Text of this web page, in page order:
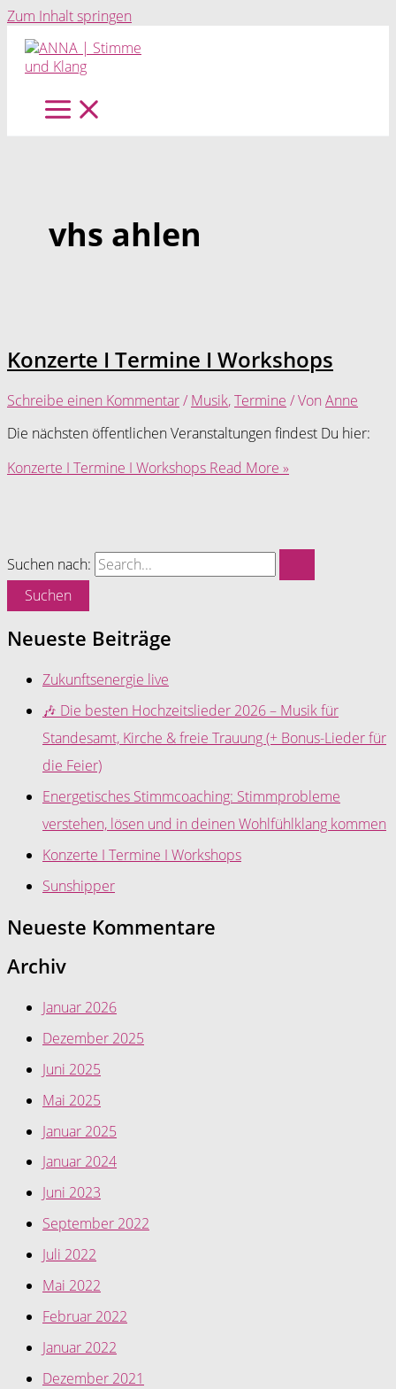
Zum Inhalt springen
vhs ahlen
Konzerte I Termine I Workshops
Schreibe einen Kommentar/ Musik,Termine / Von Anne
Die nächsten öffentlichen Veranstaltungen findest Du hier:
Konzerte I Termine I Workshops Read More »
Suchen nach:
Neueste Beiträge
Zukunftsenergie live
🎶 Die besten Hochzeitslieder 2026 – Musik für
Standesamt, Kirche & freie Trauung (+ Bonus-Lieder für
die Feier)
Energetisches Stimmcoaching: Stimmprobleme
verstehen, lösen und in deinen Wohlfühlklang kommen
Konzerte I Termine I Workshops
Sunshipper
Neueste Kommentare
Archiv
Januar 2026
Dezember 2025
Juni 2025
Mai 2025
Januar 2025
Januar 2024
Juni 2023
September 2022
Juli 2022
Mai 2022
Februar 2022
Januar 2022
Dezember 2021